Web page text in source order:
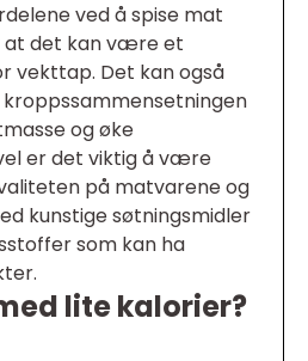
ved å spise mat
at det kan være et
vekttap. Det kan også
og øke
er det viktig å være
på matvarene og
kunstige søtningsmidler
som kan ha
lite kalorier?